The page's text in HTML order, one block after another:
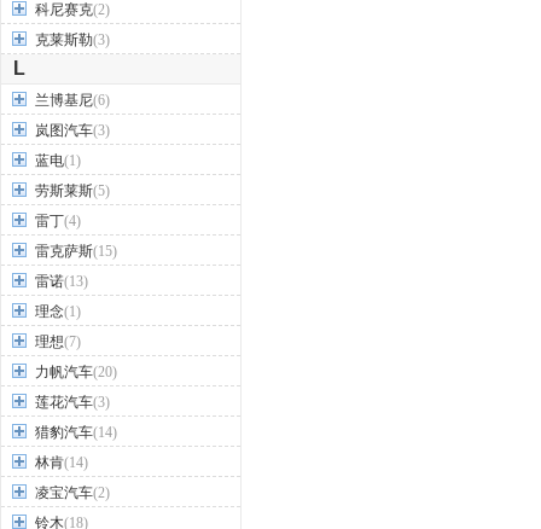
科尼赛克(2)
克莱斯勒(3)
L
兰博基尼(6)
岚图汽车(3)
蓝电(1)
劳斯莱斯(5)
雷丁(4)
雷克萨斯(15)
雷诺(13)
理念(1)
理想(7)
力帆汽车(20)
莲花汽车(3)
猎豹汽车(14)
林肯(14)
凌宝汽车(2)
铃木(18)